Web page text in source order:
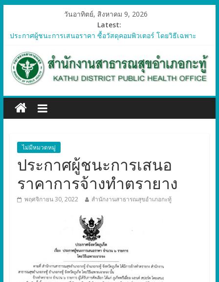
วันอาทิตย์, สิงหาคม 9, 2026
Latest:
ประกาศผู้ชนะการเสนอราคา ซื้อวัสดุคอมพิวเตอร์ โดยวิธีเฉพาะ
ประกาศผู้ชนะการเสนอราคา จัดซื้อวัสดุทางการแพทย์สำหรับ
โครงการป้องกันควบคุมโรคติดต่อและภัยสุขภาพในแรงงานต่างด้าว
อำเภอกะทู้ ปี 2569
เจาะจง
ประกาศผู้ชนะการเสนอรา ซื้อวัสดุงานบ้านงานครัว โดยวิธีเฉพาะ
เจาะจง
เจาะจงไม่มีหมวดหมู่
ประกาศผู้ชนะการเสนอ
ราคาการจ้างทำตรายาง
พฤศจิกายน 30, 2022 สำนักงานสาธารณสุขอำเภอกะทู้